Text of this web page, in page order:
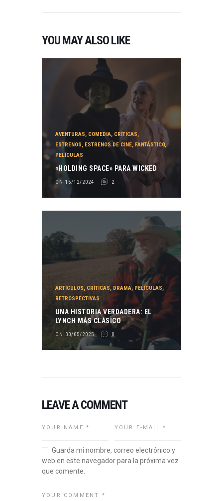
YOU MAY ALSO LIKE
AVENTURAS, COMEDIA, CRÍTICAS,
ESTRENOS, ESTRENOS DE CINE, FANTÁSTICO,
PELÍCULAS
«HOLDING SPACE» PARA WICKED
ON 15/12/2024 2
ARTÍCULOS, CRÍTICAS, DRAMA, PELÍCULAS,
RETROSPECTIVAS
UNA HISTORIA VERDADERA: EL
LYNCH MÁS CLÁSICO
ON 30/05/2025 0
LEAVE A COMMENT
Guarda mi nombre, correo electrónico y
web en este navegador para la próxima vez
que comente.